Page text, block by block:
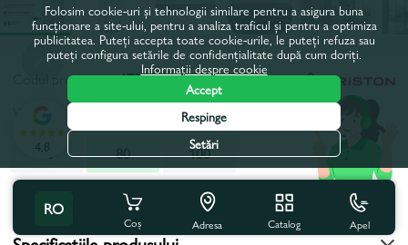
Codul produsului:17278
Volum, l:
80
50
80
100
Toate caracteristicile
RO
Coș Adresa Catalog Apel
4.8
Folosim cookie-uri și tehnologii similare pentru a asigura buna
funcționare a site-ului, pentru a analiza traficul și pentru a optimiza
publicitatea. Puteți accepta toate cookie-urile, le puteți refuza sau
puteți configura setările de confidențialitate după cum doriți.
Informații despre cookie
Accept
Respinge
Setări